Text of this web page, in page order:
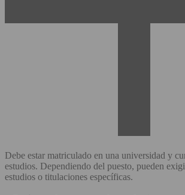
Debe estar matriculado en una universidad y
estudios. Dependiendo del puesto, pueden
estudios o titulaciones específicas.